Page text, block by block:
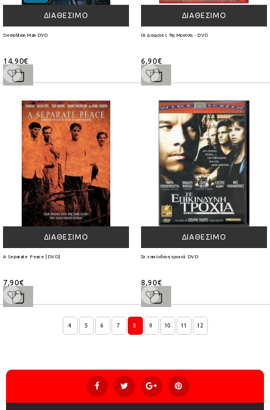
ΔΙΑΘΈΣΙΜΟ
Demolition Man DVD
14,90€
ΔΙΑΘΈΣΙΜΟ
Οι Δαιμονες Της Μουτσα - DVD
6,90€
ΔΙΑΘΈΣΙΜΟ
A Separate Peace [DVD]
7,90€
ΔΙΑΘΈΣΙΜΟ
Σε επικίνδυνη τροχιά DVD
8,90€
4 5 6 7 8 9 10 11 12